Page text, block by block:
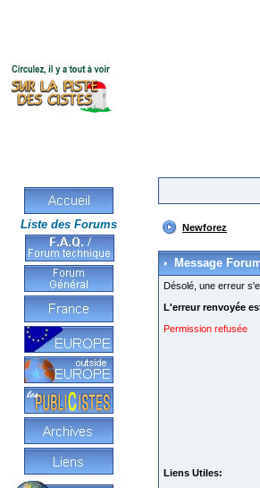
Liste des Forums Newforez
Message
Désolé, une erreur
L'erreur renvoyée
Permission refusée
Liens Utiles: